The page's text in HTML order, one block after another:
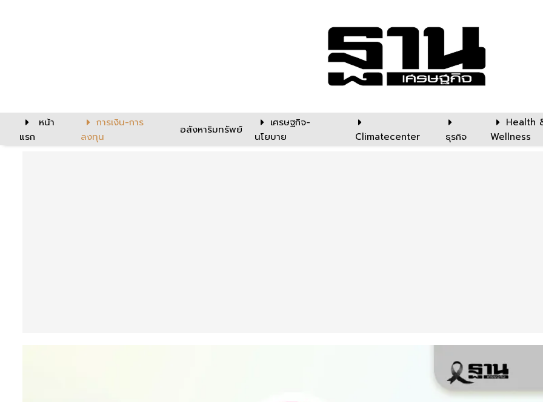
หน้า
แรก
การเงิน-การ
ลงทุน
อสังหาริมทรัพย์
เศรษฐกิจ-
นโยบาย
Climatecenter ธุรกิจ
Health
Wellness